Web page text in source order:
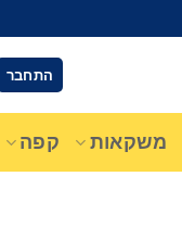
התחבר
משקאות קפה